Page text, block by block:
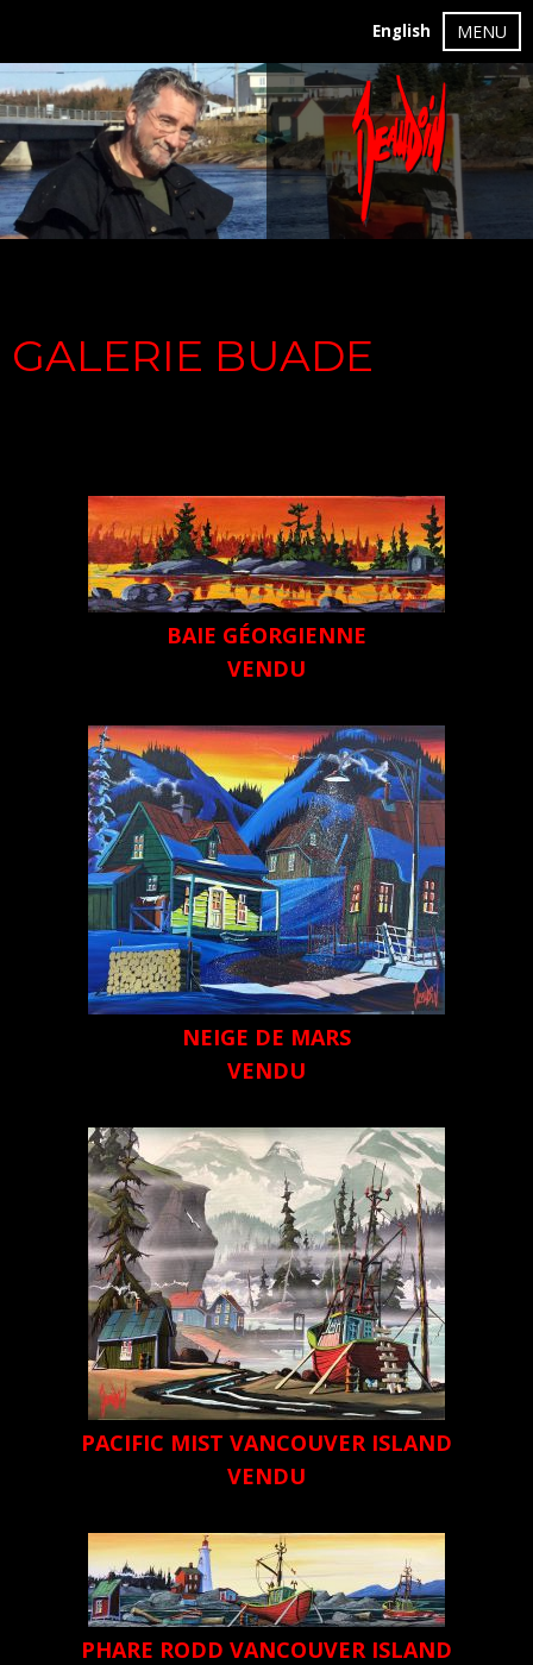
English MENU
GALERIE BUADE
BAIE GÉORGIENNE
VENDU
NEIGE DE MARS
VENDU
PACIFIC MIST VANCOUVER ISLAND
VENDU
PHARE RODD VANCOUVER ISLAND